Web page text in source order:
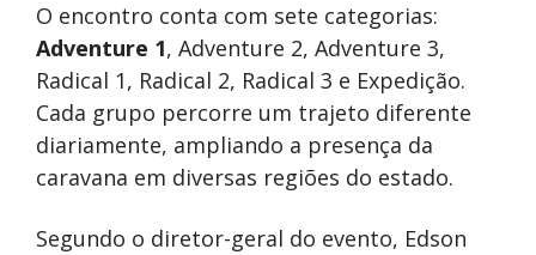
O encontro conta com sete categorias:
Adventure 1, Adventure 2, Adventure 3,
Radical 1, Radical 2, Radical 3 e Expedição.
Cada grupo percorre um trajeto diferente
diariamente, ampliando a presença da
caravana em diversas regiões do estado.
Segundo o diretor-geral do evento, Edson